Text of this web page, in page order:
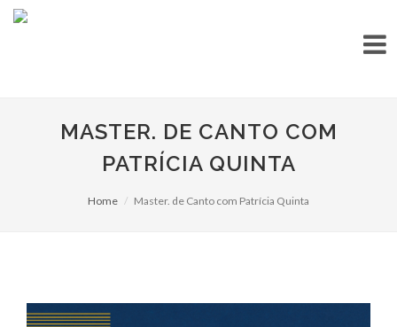
MASTER. DE CANTO COM
PATRÍCIA QUINTA
Home Master. de Canto com Patrícia Quinta